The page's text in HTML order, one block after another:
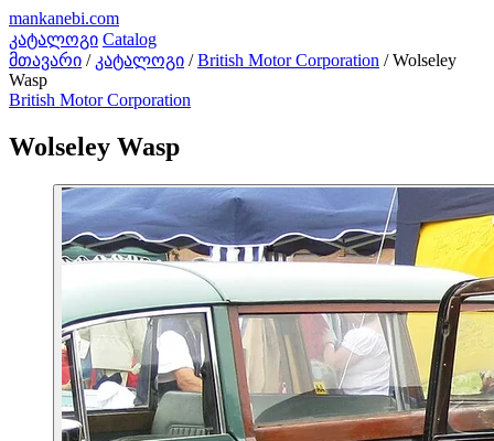
mankanebi.com
კატალოგი Catalog
მთავარი / კატალოგი / British Motor Corporation / Wolseley
Wasp
British Motor Corporation
Wolseley Wasp